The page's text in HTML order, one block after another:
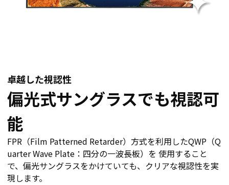
卓越した視認性
偏光式サングラスでも視認可
能
FPR（Film Patterned Retarder）方式を利用したQWP（Q
uarter Wave Plate：四分の一波長板）を 使用すること
で、偏光サングラスをかけていても、クリアな視認性を実
現します。